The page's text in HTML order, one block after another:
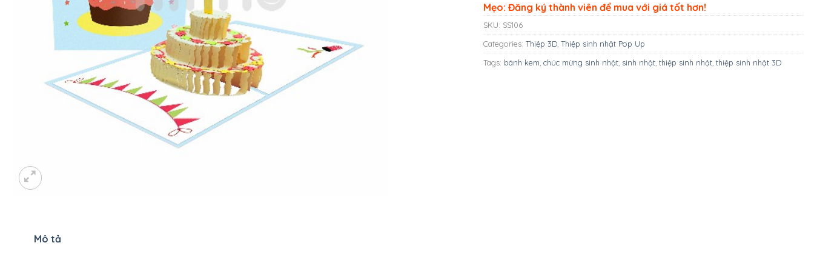
Mẹo: Đăng ký thành viên để mua với giá tốt hơn!
SKU: SS106
Categories:Thiệp 3D ,Thiệp sinh nhật Pop Up
Tags: bánh kem ,chúc mừng sinh nhật sinh nhật ,thiệp sinh nhật ,thiệp sinh nhật 3D
Mô tả